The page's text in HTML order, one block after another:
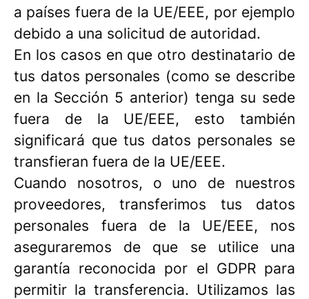
a países fuera de la UE/EEE, por ejemplo
debido a una solicitud de autoridad.
En los casos en que otro destinatario de
tus datos personales (como se describe
en la Sección 5 anterior) tenga su sede
fuera de la UE/EEE, esto también
significará que tus datos personales se
transfieran fuera de la UE/EEE.
Cuando nosotros, o uno de nuestros
proveedores, transferimos tus datos
personales fuera de la UE/EEE, nos
aseguraremos de que se utilice una
garantía reconocida por el GDPR para
permitir la transferencia. Utilizamos las